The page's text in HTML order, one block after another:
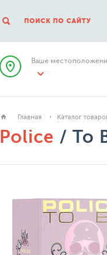
ПОИСК ПО САЙТУ
Ваше
Главная Каталог
Police / To